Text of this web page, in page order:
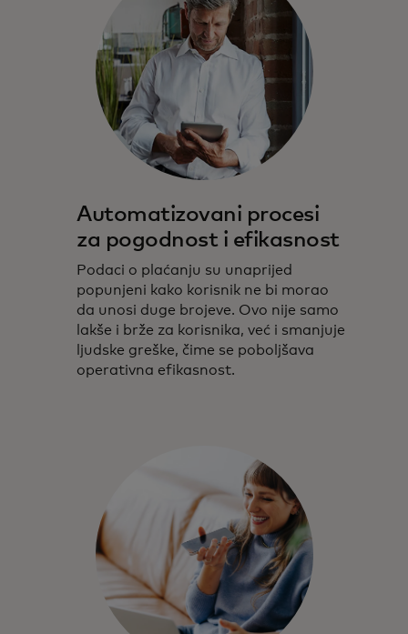
Automatizovani procesi
za pogodnost i efikasnost
Podaci o plaćanju su unaprijed
popunjeni kako korisnik ne bi morao
da unosi duge brojeve. Ovo nije samo
lakše i brže za korisnika, već i smanjuje
ljudske greške, čime se poboljšava
operativna efikasnost.